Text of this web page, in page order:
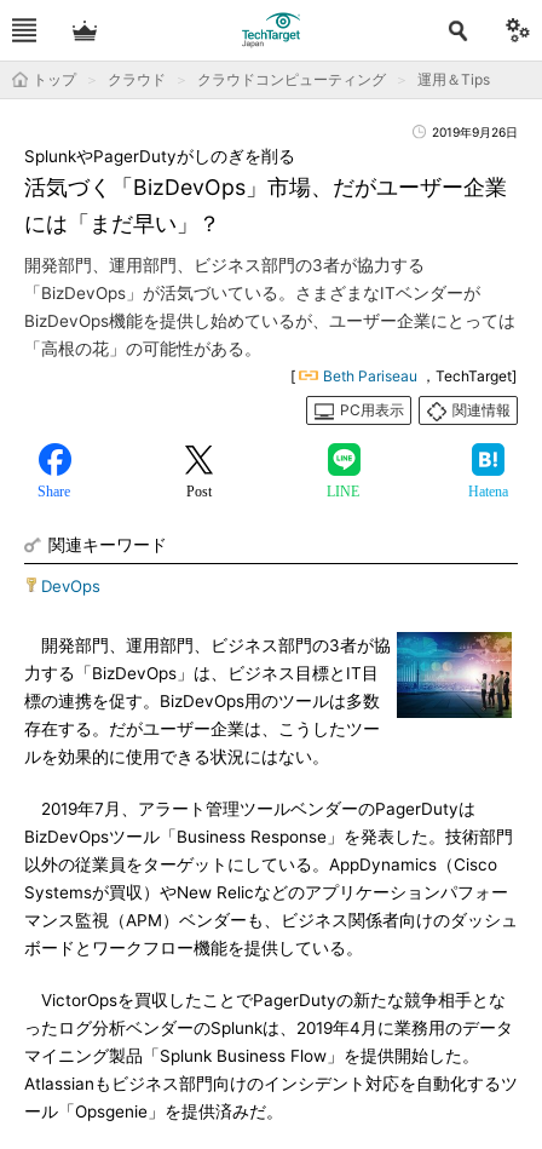
トップ クラウド クラウドコンピューティング 運用＆Tips
2019年9月26日
活気づく「BizDevOps」市場、だがユーザー企業
には「まだ早い」？
SplunkやPagerDutyがしのぎを削る
開発部門、運用部門、ビジネス部門の3者が協力する
「BizDevOps」が活気づいている。さまざまなITベンダーが
BizDevOps機能を提供し始めているが、ユーザー企業にとっては
「高根の花」の可能性がある。
[ Beth Pariseau ，TechTarget]
PC用表示
関連情報
Share Post LINE Hatena
関連キーワード
DevOps
開発部門、運用部門、ビジネス部門の3者が協
力する「BizDevOps」は、ビジネス目標とIT目
標の連携を促す。BizDevOps用のツールは多数
存在する。だがユーザー企業は、こうしたツー
ルを効果的に使用できる状況にはない。
2019年7月、アラート管理ツールベンダーのPagerDutyは
BizDevOpsツール「Business Response」を発表した。技術部門
以外の従業員をターゲットにしている。AppDynamics（Cisco
Systemsが買収）やNew Relicなどのアプリケーションパフォー
マンス監視（APM）ベンダーも、ビジネス関係者向けのダッシュ
ボードとワークフロー機能を提供している。
VictorOpsを買収したことでPagerDutyの新たな競争相手とな
ったログ分析ベンダーのSplunkは、2019年4月に業務用のデータ
マイニング製品「Splunk Business Flow」を提供開始した。
Atlassianもビジネス部門向けのインシデント対応を自動化するツ
ール「Opsgenie」を提供済みだ。